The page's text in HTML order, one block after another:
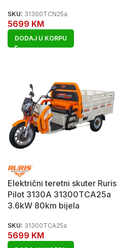
SKU: 31300TCN25a
5699 KM
DODAJ U KORPU
Električni teretni skuter Ruris
Pilot 3130A 31300TCA25a
3.6kW 80km bijela
SKU: 31300TCA25a
5699 KM